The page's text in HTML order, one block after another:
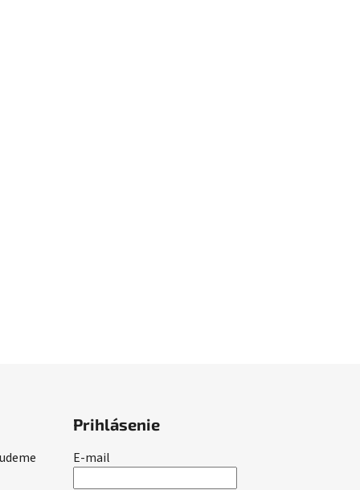
Prihlásenie
E-mail